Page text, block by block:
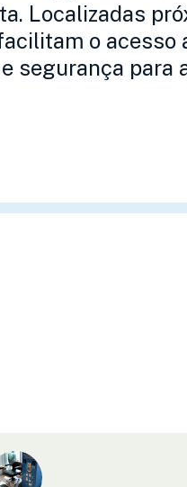
Localizadas
o acesso
segurança para